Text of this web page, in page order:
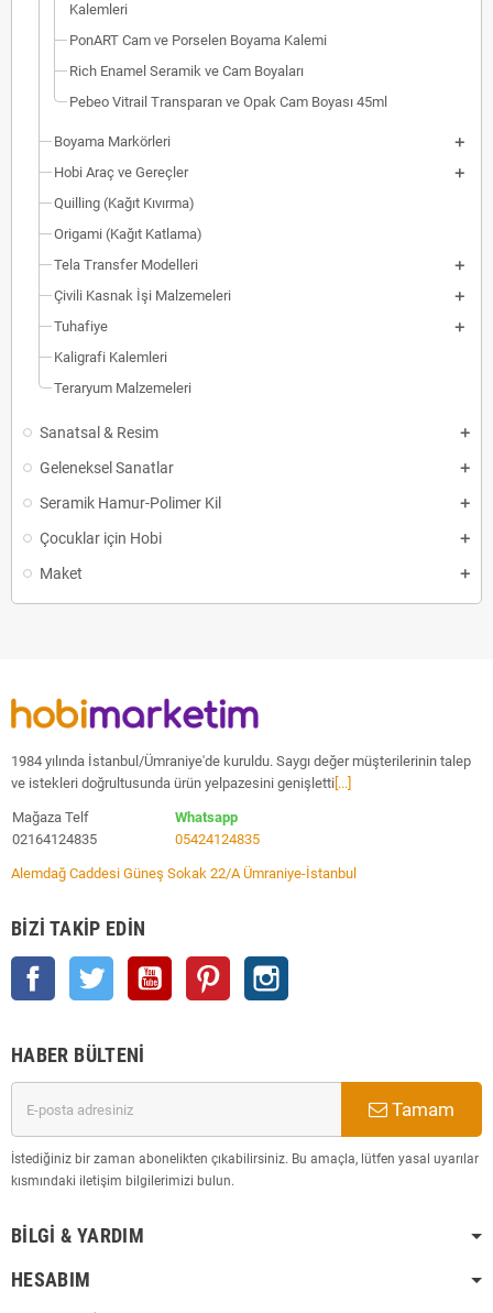
Kalemleri
PonART Cam ve Porselen Boyama Kalemi
Rich Enamel Seramik ve Cam Boyaları
Pebeo Vitrail Transparan ve Opak Cam Boyası 45ml
Boyama Markörleri
Hobi Araç ve Gereçler
Quilling (Kağıt Kıvırma)
Origami (Kağıt Katlama)
Tela Transfer Modelleri
Çivili Kasnak İşi Malzemeleri
Tuhafiye
Kaligrafi Kalemleri
Teraryum Malzemeleri
Sanatsal & Resim
Geleneksel Sanatlar
Seramik Hamur-Polimer Kil
Çocuklar için Hobi
Maket
1984 yılında İstanbul/Ümraniye'de kuruldu. Saygı değer müşterilerinin talep
ve istekleri doğrultusunda ürün yelpazesini genişletti [...]
Mağaza Telf
02164124835
Whatsapp
05424124835
Alemdağ Caddesi Güneş Sokak 22/A Ümraniye-İstanbul
BIZI TAKIP EDIN
Facebook Twitter YouTube Pinterest
HABER BÜLTENI
Tamam
İstediğiniz bir zaman abonelikten çıkabilirsiniz. Bu amaçla, lütfen yasal uyarılar
kısmındaki iletişim bilgilerimizi bulun.
BILGI & YARDIM
HESABIM